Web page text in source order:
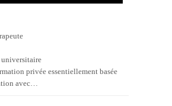
universitaire
privée essentiellement basée
avec…